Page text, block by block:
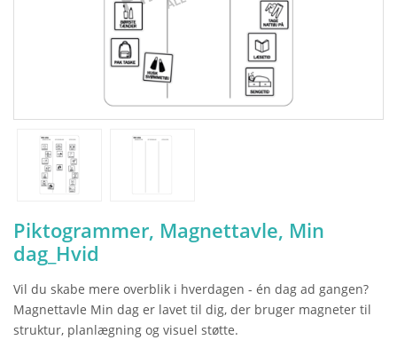
Piktogrammer, Magnettavle, Min
dag_Hvid
Vil du skabe mere overblik i hverdagen - én dag ad gangen?
Magnettavle Min dag er lavet til dig, der bruger magneter til
struktur, planlægning og visuel støtte.